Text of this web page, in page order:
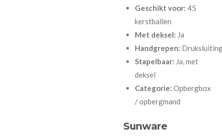
Geschikt voor: 45
kerstballen
Met deksel: Ja
Handgrepen:
Stapelbaar: Ja, met
deksel
Categorie: Opbergbox
/ opbergmand
Sunware